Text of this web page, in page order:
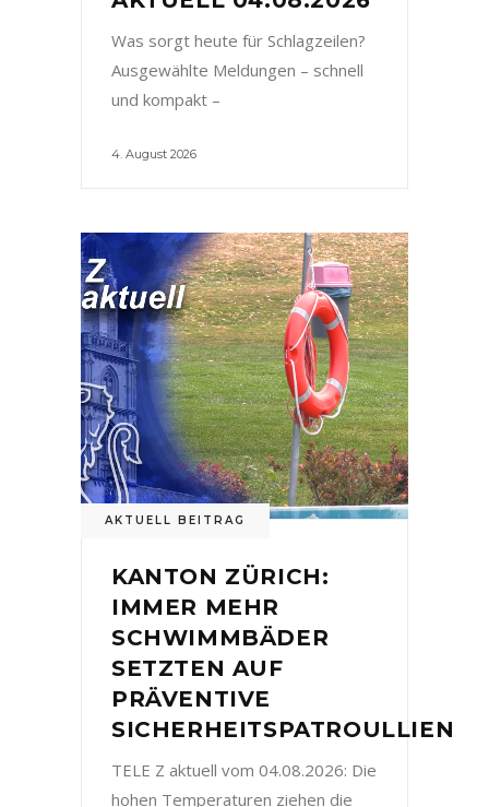
Was sorgt heute für Schlagzeilen?
Ausgewählte Meldungen – schnell
und kompakt –
4. August 2026
AKTUELL BEITRAG
KANTON ZÜRICH:
IMMER MEHR
SCHWIMMBÄDER
SETZTEN AUF
PRÄVENTIVE
SICHERHEITSPATROULLIEN
TELE Z aktuell vom 04.08.2026: Die
hohen Temperaturen ziehen die